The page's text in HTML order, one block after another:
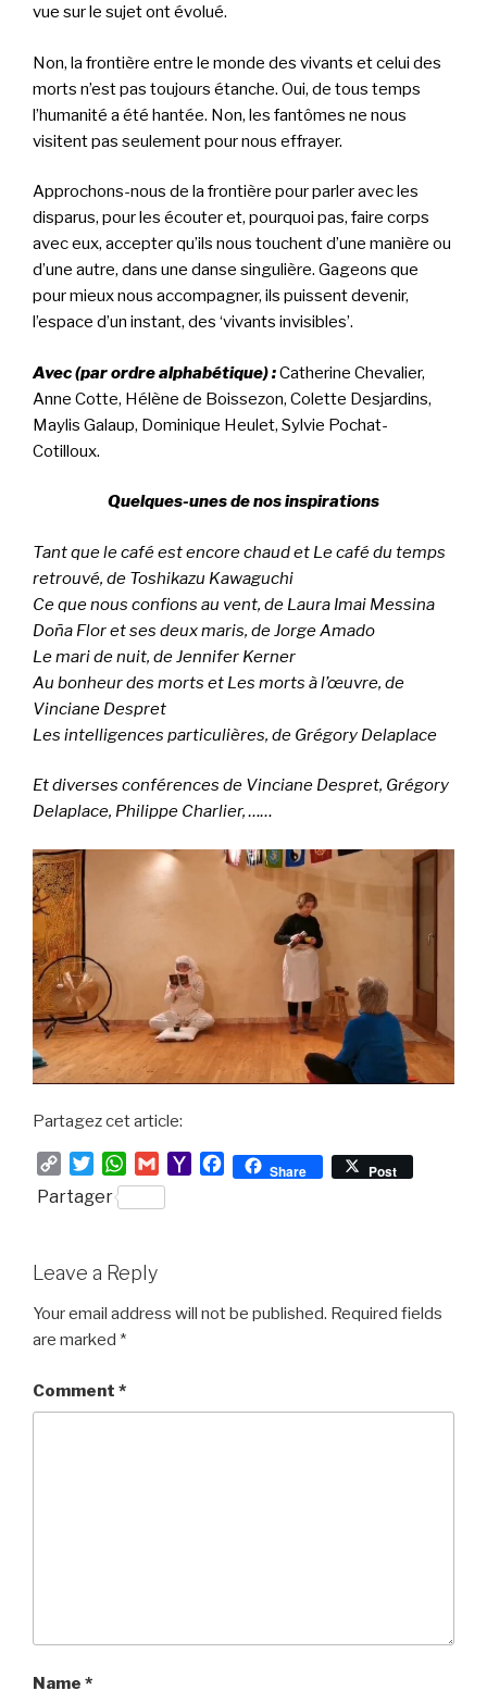
vue sur le sujet ont évolué.
Non, la frontière entre le monde des vivants et celui des
morts n’est pas toujours étanche. Oui, de tous temps
l’humanité a été hantée. Non, les fantômes ne nous
visitent pas seulement pour nous effrayer.
Approchons-nous de la frontière pour parler avec les
disparus, pour les écouter et, pourquoi pas, faire corps
avec eux, accepter qu’ils nous touchent d’une manière ou
d’une autre, dans une danse singulière. Gageons que
pour mieux nous accompagner, ils puissent devenir,
l’espace d’un instant, des ‘vivants invisibles’.
Avec (par ordre alphabétique) :Catherine Chevalier,
Anne Cotte, Hélène de Boissezon, Colette Desjardins,
Maylis Galaup, Dominique Heulet, Sylvie Pochat-
Cotilloux.
Quelques-unes de nos inspirations
Tant que le café est encore chaud et Le café du temps
retrouvé, de Toshikazu Kawaguchi
Ce que nous confions au vent, de Laura Imai Messina
Doña Flor et ses deux maris, de Jorge Amado
Le mari de nuit, de Jennifer Kerner
Au bonheur des morts et Les morts à l’œuvre, de
Vinciane Despret
Les intelligences particulières, de Grégory Delaplace
Et diverses conférences de Vinciane Despret, Grégory
Delaplace, Philippe Charlier, ……
Partagez cet article:
o
i
n
e
r
W
h
a
A
p
m
a
Y
a
F
o
Share Post
Partager
Leave a Reply
Your email address will not be published. Required fields
are marked *
Comment *
Name *